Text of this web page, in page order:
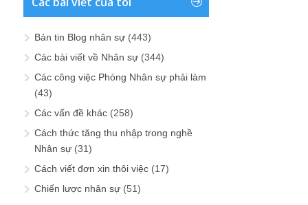
Bản tin Blog nhân sự (443)
Các bài viết về Nhân sự (344)
Các công việc Phòng Nhân sự phải làm
(43)
Các vấn đề khác (258)
Cách thức tăng thu nhập trong nghề
Nhân sự (31)
Cách viết đơn xin thôi việc (17)
Chiến lược nhân sự (51)